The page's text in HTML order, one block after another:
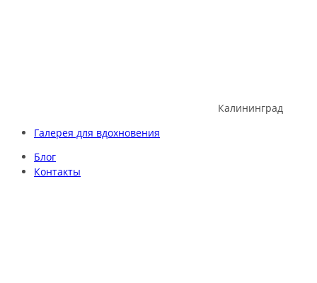
Калининград
Галерея для вдохновения
Блог
Контакты